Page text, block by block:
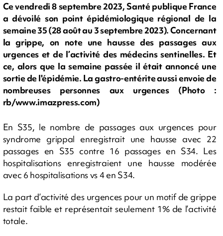
Ce vendredi 8 septembre 2023, Santé publique France
a dévoilé son point épidémiologique régional de la
semaine 35 (28 août au 3 septembre 2023). Concernant
la grippe, on note une hausse des passages aux
urgences et de l’activité des médecins sentinelles. Et
ce, alors que la semaine passée il était annoncé une
sortie de l'épidémie. La gastro-entérite aussi envoie de
nombreuses personnes aux urgences (Photo :
rb/www.imazpress.com)
En S35, le nombre de passages aux urgences pour
syndrome grippal enregistrait une hausse avec 22
passages en S35 contre 16 passages en S34. Les
hospitalisations enregistraient une hausse modérée
avec 6 hospitalisations vs 4 en S34.
La part d’activité des urgences pour un motif de grippe
restait faible et représentait seulement 1% de l’activité
totale.